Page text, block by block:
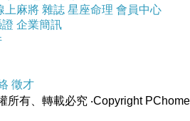
上麻將 雜誌 星座命理 會員中心
企業簡訊
徵才
所有、轉載必究 ‧Copyright PChome